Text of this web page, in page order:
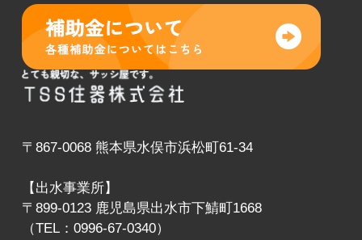
〒867-0068 熊本県水俣市浜松町61-34
【出水事業所】
〒899-0123 鹿児島県出水市下鯖町1668
（TEL：0996-67-0340）